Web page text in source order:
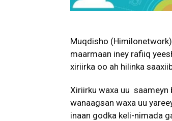
Muqdisho
maarmaan iney rafiiq
xiriirka oo ah hilinka
Xiriirku waxa uu saameyn
wanaagsan waxa uu
inaan godka keli-nimada